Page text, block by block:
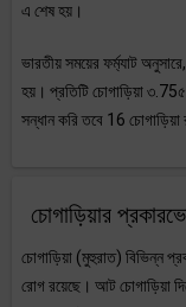
এ শেষ হয়।
ভারতীয় সময়ের ফর্ম্যাট
হয়। প্রতিটি চোগাড়িয়া ৩.75৫
সন্ধান করি তবে 16 চোগাড়িয়া
চোগাড়িয়ার
চোগাড়িয়া (মুহুরাত) বিভিন্ন
রোগ রয়েছে। আট চোগাড়িয়া